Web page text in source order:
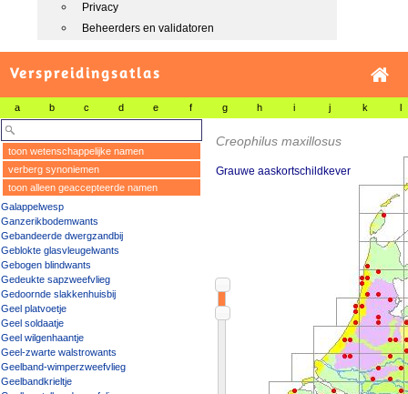
Privacy
Beheerders en validatoren
Verspreidingsatlas
a b c d e f g h i j k l
toon wetenschappelijke namen
verberg synoniemen
toon alleen geaccepteerde namen
Galappelwesp
Ganzerikbodemwants
Gebandeerde dwergzandbij
Geblokte glasvleugelwants
Gebogen blindwants
Gedeukte sapzweefvlieg
Gedoornde slakkenhuisbij
Geel platvoetje
Geel soldaatje
Geel wilgenhaantje
Geel-zwarte walstrowants
Geelband-wimperzweefvlieg
Geelbandkrieltje
Creophilus maxillosus
Grauwe aaskortschildkever